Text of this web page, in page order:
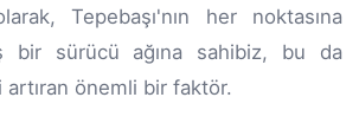
Tepebaşı'nın her noktasına
bir sürücü ağına sahibiz, bu da
önemli bir faktör.